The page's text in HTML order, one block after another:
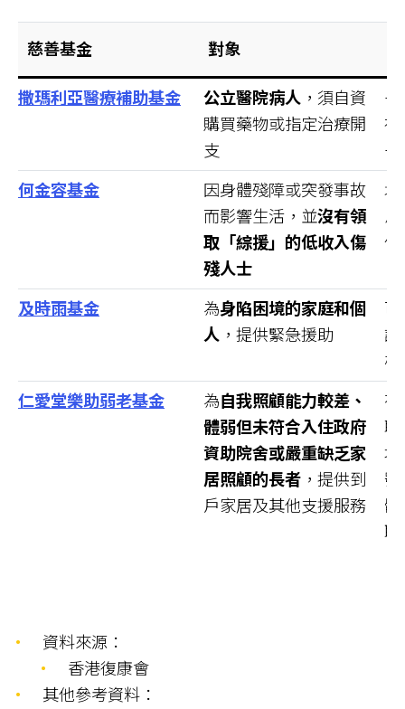
慈善基金 對象
撒瑪利亞醫療補助基金 公立醫院病人 ，須自資
購買藥物或指定治療開
支
–
社
–
何金容基金
因身體殘障或突發事故
而影響生活，並沒有領
取「綜援」的低收入傷
殘人士
填
件
及時雨基金 為身陷困境的家庭和個
人 ，提供緊急援助
可
請
核
仁愛堂樂助弱老基金 為自我照顧能力較差、
體弱但未符合入住政府
資助院舍或嚴重缺乏家
居照顧的長者 ，提供到
戶家居及其他支援服務
有
職
地
號
聯
資料來源：
香港復康會
其他參考資料：